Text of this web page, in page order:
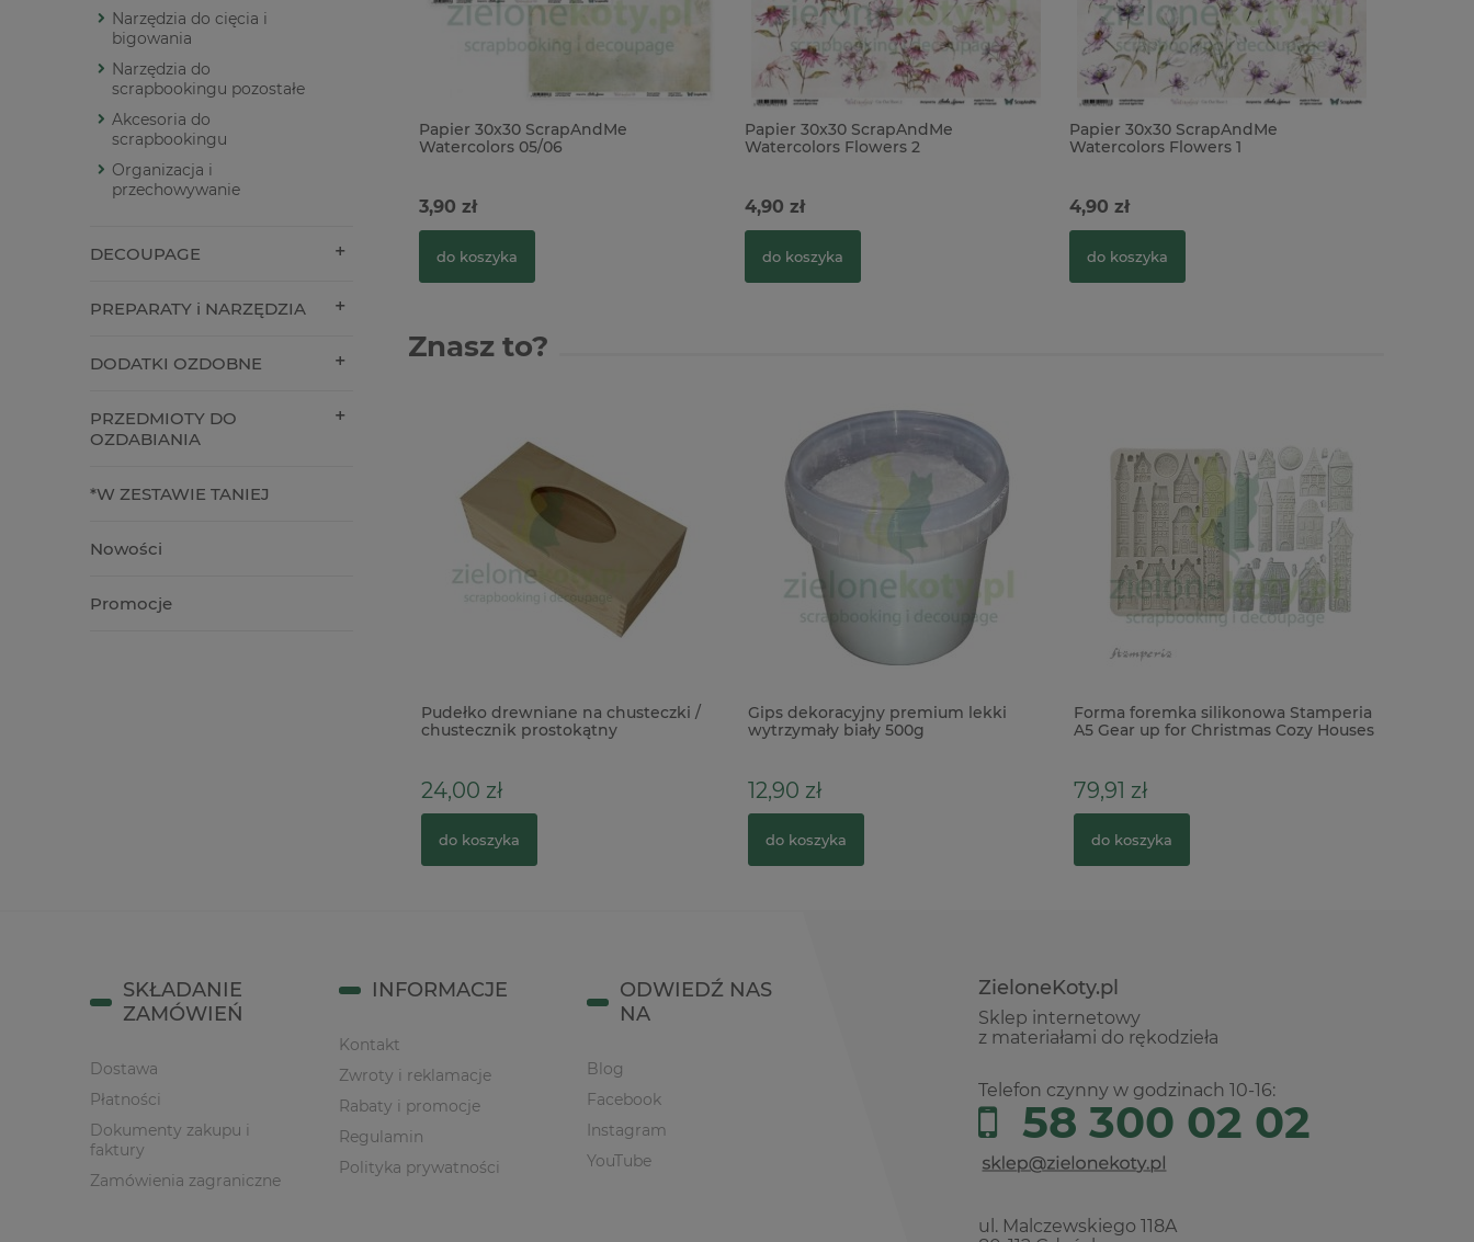
Narzędzia do cięcia i
bigowania
Narzędzia do
scrapbookingu pozostałe
Akcesoria do
scrapbookingu
Organizacja i
przechowywanie
DECOUPAGE
PREPARATY i NARZĘDZIA
DODATKI OZDOBNE
PRZEDMIOTY DO
OZDABIANIA
*W ZESTAWIE TANIEJ
Nowości
Promocje
Papier 30x30 ScrapAndMe
Watercolors 05/06
3,90 zł
do koszyka
Papier 30x30 ScrapAndMe
Watercolors Flowers 2
4,90 zł
do koszyka
Papier 30x30 ScrapAndMe
Watercolors Flowers 1
4,90 zł
do koszyka
Znasz to?
Pudełko drewniane na chusteczki /
chustecznik prostokątny
24,00 zł
do koszyka
Gips dekoracyjny premium lekki
wytrzymały biały 500g
12,90 zł
do koszyka
Forma foremka silikonowa Stamperia
A5 Gear up for Christmas Cozy Houses
79,91 zł
do koszyka
ZieloneKoty.pl
Sklep internetowy
z materiałami do rękodzieła
Telefon czynny w godzinach 10-16:
58 300 02 02
ul. Malczewskiego 118A
SKŁADANIE
ZAMÓWIEŃ
Dostawa
Płatności
Dokumenty zakupu i
faktury
Zamówienia zagraniczne
INFORMACJE
Kontakt
Zwroty i reklamacje
Rabaty i promocje
Regulamin
Polityka prywatności
ODWIEDŹ NAS
NA
Blog
Facebook
Instagram
YouTube